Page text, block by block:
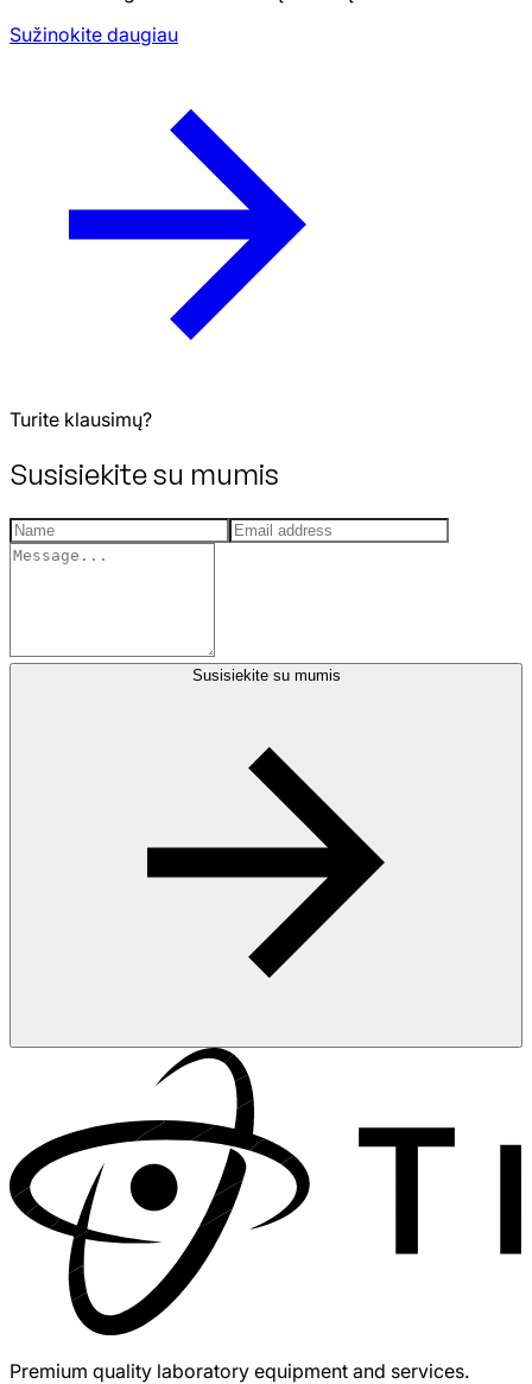
Sužinokite daugiau
Turite klausimų?
Susisiekite su mumis
Susisiekite su mumis
Premium quality laboratory equipment and services.